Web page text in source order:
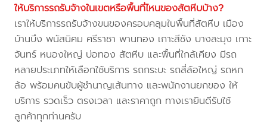
ให้บริการรถรับจ้างในเขตหรือพื้นที่ไหนของสัตหีบบ้าง?
เราให้บริการรถรับจ้างขนของครอบคลุมในพื้นที่สัตหีบ เมือง
บ้านบึง พนัสนิคม ศรีราชา พานทอง เกาะสีชัง บางละมุง เกาะ
จันทร์ หนองใหญ่ บ่อทอง สัตหีบ และพื้นที่ใกล้เคียง มีรถ
หลายประเภทให้เลือกใช้บริการ รถกระบะ รถสี่ล้อใหญ่ รถหก
ล้อ พร้อมคนขับผู้ชำนาญเส้นทาง และพนักงานยกของ ให้
บริการ รวดเร็ว ตรงเวลา และราคาถูก ทางเรายินดีรับใช้
ลูกค้าทุกท่านครับ